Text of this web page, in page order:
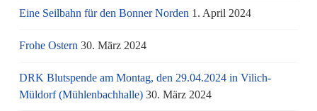
Eine Seilbahn für den Bonner Norden 1. April 2024
Frohe Ostern 30. März 2024
DRK Blutspende am Montag, den 29.04.2024 in Vilich-
Müldorf (Mühlenbachhalle) 30. März 2024